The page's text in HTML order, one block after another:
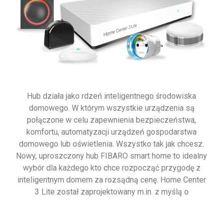
Hub działa jako rdzeń inteligentnego środowiska
domowego. W którym wszystkie urządzenia są
połączone w celu zapewnienia bezpieczeństwa,
komfortu, automatyzacji urządzeń gospodarstwa
domowego lub oświetlenia. Wszystko tak jak chcesz.
Nowy, uproszczony hub FIBARO smart home to idealny
wybór dla każdego kto chce rozpocząć przygodę z
inteligentnym domem za rozsądną cenę. Home Center
3 Lite został zaprojektowany m.in. z myślą o